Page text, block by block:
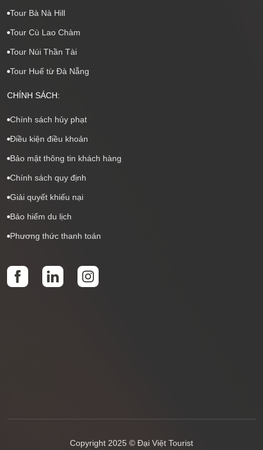
Tour Bà Nà Hill
Tour Cù Lao Chàm
Tour Núi Thần Tài
Tour Huế từ Đà Nẵng
CHÍNH SÁCH:
Chính sách hủy phạt
Điều kiện điều khoản
Bảo mật thông tin khách hàng
Chính sách quy định
Giải quyết khiếu nại
Bảo hiểm du lịch
Phương thức thanh toán
Copyright 2025 © Đại Việt Tourist